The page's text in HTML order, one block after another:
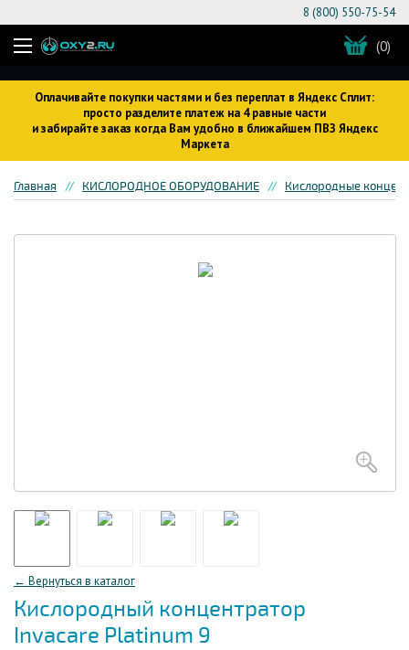
Оплачивайте покупки частями и без переплат в Яндекс Сплит:
просто разделите платеж на 4 равные части
и забирайте заказ когда Вам удобно в ближайшем ПВЗ Яндекс
Маркета
8 (800) 550-75-54
(0)
Главная КИСЛОРОДНОЕ ОБОРУДОВАНИЕ Кислородные
← Вернуться в каталог
Кислородный концентратор
Invacare Platinum 9